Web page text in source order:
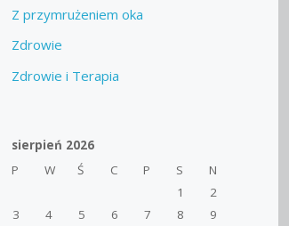
Z przymrużeniem oka
Zdrowie
Zdrowie i Terapia
sierpień 2026
P
W Ś C P S
N
1
2
3
4 5 6 7 8
9